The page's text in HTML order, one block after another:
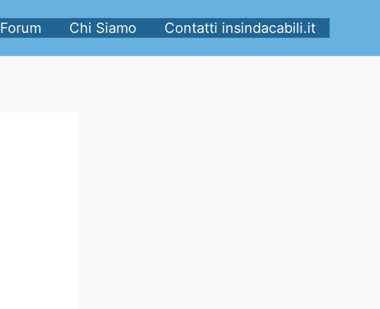
Forum Chi Siamo Contatti insindacabili.it